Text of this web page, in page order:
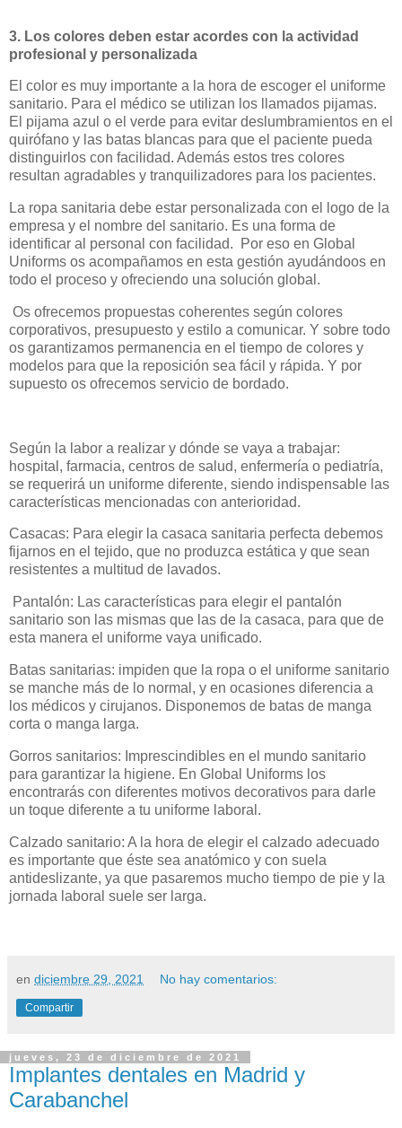
3. Los colores deben estar acordes con la actividad
profesional y personalizada
El color es muy importante a la hora de escoger el uniforme
sanitario. Para el médico se utilizan los llamados pijamas.
El pijama azul o el verde para evitar deslumbramientos en el
quirófano y las batas blancas para que el paciente pueda
distinguirlos con facilidad. Además estos tres colores
resultan agradables y tranquilizadores para los pacientes.
La ropa sanitaria debe estar personalizada con el logo de la
empresa y el nombre del sanitario. Es una forma de
identificar al personal con facilidad. Por eso en Global
Uniforms os acompañamos en esta gestión ayudándoos en
todo el proceso y ofreciendo una solución global.
Os ofrecemos propuestas coherentes según colores
corporativos, presupuesto y estilo a comunicar. Y sobre todo
os garantizamos permanencia en el tiempo de colores y
modelos para que la reposición sea fácil y rápida. Y por
supuesto os ofrecemos servicio de bordado.
Según la labor a realizar y dónde se vaya a trabajar:
hospital, farmacia, centros de salud, enfermería o pediatría,
se requerirá un uniforme diferente, siendo indispensable las
características mencionadas con anterioridad.
Casacas: Para elegir la casaca sanitaria perfecta debemos
fijarnos en el tejido, que no produzca estática y que sean
resistentes a multitud de lavados.
Pantalón: Las características para elegir el pantalón
sanitario son las mismas que las de la casaca, para que de
esta manera el uniforme vaya unificado.
Batas sanitarias: impiden que la ropa o el uniforme sanitario
se manche más de lo normal, y en ocasiones diferencia a
los médicos y cirujanos. Disponemos de batas de manga
corta o manga larga.
Gorros sanitarios: Imprescindibles en el mundo sanitario
para garantizar la higiene. En Global Uniforms los
encontrarás con diferentes motivos decorativos para darle
un toque diferente a tu uniforme laboral.
Calzado sanitario: A la hora de elegir el calzado adecuado
es importante que éste sea anatómico y con suela
antideslizante, ya que pasaremos mucho tiempo de pie y la
jornada laboral suele ser larga.
en diciembre 29, 2021 No hay comentarios:
Compartir
jueves, 23 de diciembre de 2021
Implantes dentales en Madrid y
Carabanchel